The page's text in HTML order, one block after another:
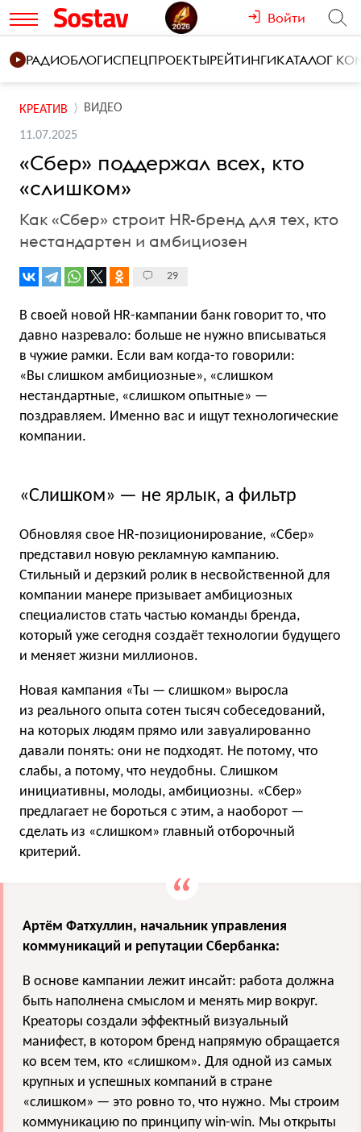
Войти
РАДИОБЛОГИСПЕЦПРОЕКТЫРЕЙТИНГИКАТАЛОГ
КРЕАТИВ ВИДЕО
11.07.2025
«Сбер» поддержал всех, кто
«слишком»
Как «Сбер» строит HR-бренд для тех, кто
нестандартен и амбициозен
29
В своей новой HR-кампании банк говорит то, что
давно назревало: больше не нужно вписываться
в чужие рамки. Если вам когда-то говорили:
«Вы слишком амбициозные», «слишком
нестандартные, «слишком опытные» —
поздравляем. Именно вас и ищут технологические
компании.
«Слишком» — не ярлык, а фильтр
Обновляя свое HR-позиционирование, «Сбер»
представил новую рекламную кампанию.
Стильный и дерзкий ролик в несвойственной для
компании манере призывает амбициозных
специалистов стать частью команды бренда,
который уже сегодня создаёт технологии будущего
и меняет жизни миллионов.
Новая кампания «Ты — слишком» выросла
из реального опыта сотен тысяч собеседований,
на которых людям прямо или завуалированно
давали понять: они не подходят. Не потому, что
слабы, а потому, что неудобны. Слишком
инициативны, молоды, амбициозны. «Сбер»
предлагает не бороться с этим, а наоборот —
сделать из «слишком» главный отборочный
критерий.
Артём Фатхуллин, начальник управления
коммуникаций и репутации Сбербанка:
В основе кампании лежит инсайт: работа должна
быть наполнена смыслом и менять мир вокруг.
Креаторы создали эффектный визуальный
манифест, в котором бренд напрямую обращается
ко всем тем, кто «слишком». Для одной из самых
крупных и успешных компаний в стране
«слишком» — это ровно то, что нужно. Мы строим
коммуникацию по принципу win-win. Мы открыты